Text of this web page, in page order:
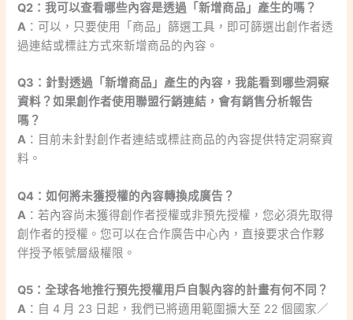
Q2：我可以查看哪些內容是透過「新增商品」產生的嗎？
A ：可以，只要使用「商品」篩選工具，即可篩選出創作者透
過連結或標註方式來新增商品的內容。
Q3：針對透過「新增商品」產生的內容，我能看到哪些洞察
資料？如果創作者使用聯盟行銷連結，會有銷售分析報告
嗎？
A ：目前未針對創作者連結或標註商品的內容提供特定洞察資
料。
Q4：如何將未獲授權的內容轉換成廣告？
A ：若內容尚未獲得創作者授權或非預先授權，您必須先取得
創作者的授權。您可以在合作廣告中心內，直接要求合作夥
伴授予帳號層級權限。
Q5：全球各地推行預先授權用戶自製內容的計畫有何不同？
A ：自 4 月 23 日起，我們已將適用範圍擴大至 22 個國家／